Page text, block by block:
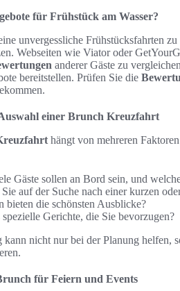
für Frühstück am Wasser?
unvergessliche Frühstücksfahrten
Webseiten wie Viator oder
anderer Gäste zu
bereitstellen. Prüfen Sie die
einer Brunch Kreuzfahrt
hängt von mehreren
Gäste sollen an Bord sein, und
auf der Suche nach einer kurzen
bieten die schönsten Ausblicke?
Gerichte, die Sie bevorzugen?
nicht nur bei der Planung helfen,
für Feiern und Events